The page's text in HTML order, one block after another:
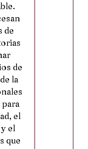
de
de
la
el
el
que